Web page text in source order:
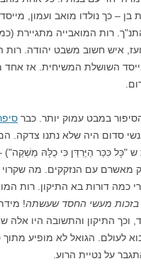
בן – כך נולדו מואב ועמון,
רות המואבייה מתגיירת
איש חשוב משבט יהודה. רות
השושלת המשיחית. אז אחד
במבט עמוק יותר. כבר
סדום היה שלא נתנו צדקה.
"כָּל כִּכַּר הַיַּרְדֵּן כִּי כֻלָּהּ מַשְׁקֶה")
מאשרם עם הנזקקים. מה
כמה דורות בא התיקון. רות
בזכות מעשי החסד שעשתה!
וכך התיקון והתשובה היו אלה
לעולם. הגואל לא מופיע
על נטיית הרוע.